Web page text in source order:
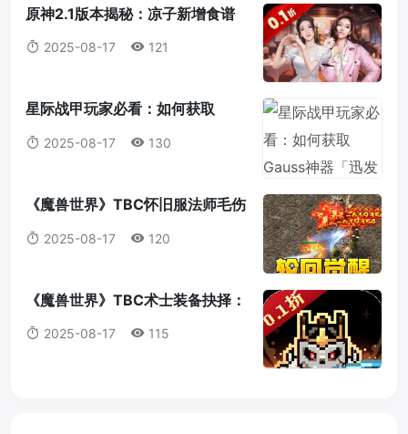
原神2.1版本揭秘：凉子新增食谱
与隐藏料理全解析
2025-08-17 121
星际战甲玩家必看：如何获取
Gauss神器「迅发电浆炮」蓝图？
2025-08-17 130
《魔兽世界》TBC怀旧服法师毛伤
害全攻略：操作，意识与装备的完
美结合
2025-08-17 120
《魔兽世界》TBC术士装备抉择：
法打套还是T4套？这是你必须知道
的真相！
2025-08-17 115